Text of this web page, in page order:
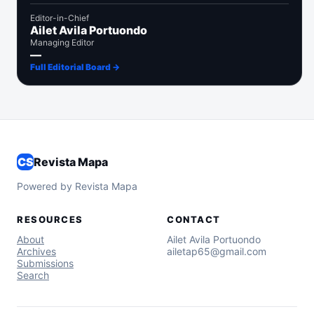
Editor-in-Chief
Ailet Avila Portuondo
Managing Editor
—
Full Editorial Board →
CSRevista Mapa
Powered by Revista Mapa
RESOURCES
About
Archives
Submissions
Search
CONTACT
Ailet Avila Portuondo
ailetap65@gmail.com